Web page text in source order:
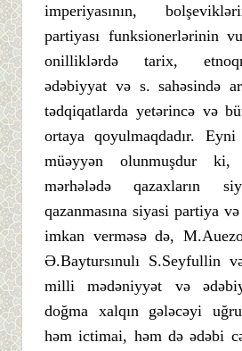
imperiyasının,
partiyası funksionerlərinin
onilliklərdə tarix,
ədəbiyyat və s. sahəsində
tədqiqatlarda yetərincə və
ortaya qoyulmaqdadır.
müəyyən olunmuşdur
mərhələdə qazaxların
qazanmasına siyasi partiya
imkan verməsə də,
Ə.Baytursınulı S.Seyfullin
milli mədəniyyət və
doğma xalqın gələcəyi
həm ictimai, həm də ədəbi